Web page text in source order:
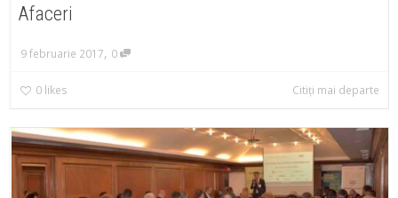
Afaceri
9 februarie 2017, 0
0 likes Citiți mai departe